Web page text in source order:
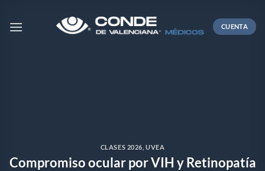
CUENTA
CLASES 2026 ,UVEA
Compromiso ocular por VIH y Retinopatía